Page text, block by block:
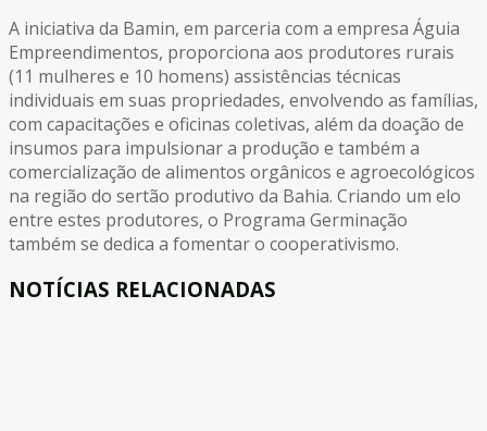
A iniciativa da Bamin, em parceria com a empresa Águia
Empreendimentos, proporciona aos produtores rurais
(11 mulheres e 10 homens) assistências técnicas
individuais em suas propriedades, envolvendo as famílias,
com capacitações e oficinas coletivas, além da doação de
insumos para impulsionar a produção e também a
comercialização de alimentos orgânicos e agroecológicos
na região do sertão produtivo da Bahia. Criando um elo
entre estes produtores, o Programa Germinação
também se dedica a fomentar o cooperativismo.
NOTÍCIAS RELACIONADAS